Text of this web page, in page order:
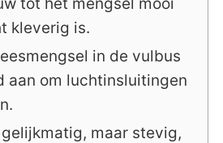
kleverig is.
in de vulbus
aan om luchtinsluitingen
maar stevig,